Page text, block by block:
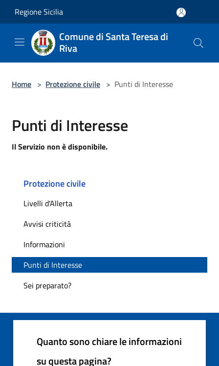
Regione Sicilia
Comune di Santa Teresa di
Riva
Home > Protezione civile > Punti di Interesse
Punti di Interesse
Il Servizio non è disponibile.
Protezione civile
Livelli d'Allerta
Avvisi criticità
Informazioni
Punti di Interesse
Sei preparato?
Quanto sono chiare le informazioni
su questa pagina?